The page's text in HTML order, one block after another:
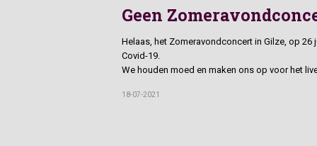
Geen
Helaas, het Zomeravondconcert in Gilze, op
Covid-19.
We houden moed en maken ons op voor het
18-07-2021